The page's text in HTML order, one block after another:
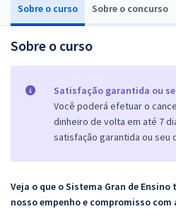
Sobre o curso Sobre o concurso
Sobre o curso
Satisfação garantida ou
Você poderá efetuar o
dinheiro de volta em até 7
satisfação garantida ou seu
Veja o que o Sistema Gran de
nosso empenho e compromisso com